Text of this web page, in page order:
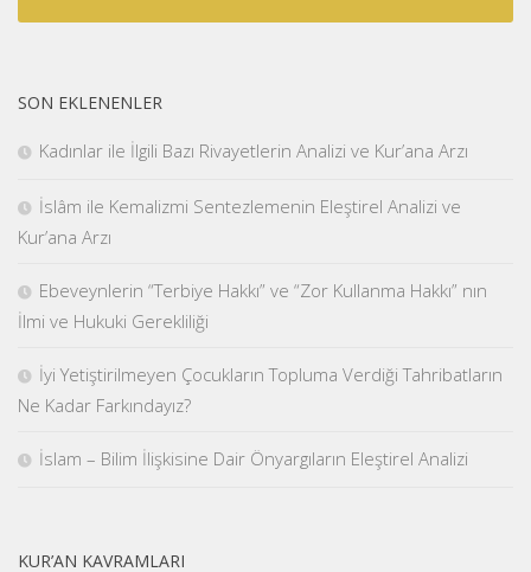
SON EKLENENLER
Kadınlar ile İlgili Bazı Rivayetlerin Analizi ve Kur’ana Arzı
İslâm ile Kemalizmi Sentezlemenin Eleştirel Analizi ve
Kur’ana Arzı
Ebeveynlerin “Terbiye Hakkı” ve “Zor Kullanma Hakkı” nın
İlmi ve Hukuki Gerekliliği
İyi Yetiştirilmeyen Çocukların Topluma Verdiği Tahribatların
Ne Kadar Farkındayız?
İslam – Bilim İlişkisine Dair Önyargıların Eleştirel Analizi
KUR’AN KAVRAMLARI